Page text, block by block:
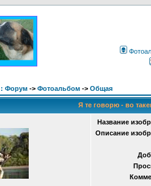
Форум -> Фотоальбом -> Общая
Я те говорю - во
Название
Описание